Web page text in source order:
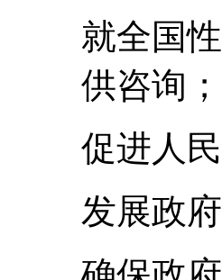
就全国
供咨询；
促进人
发展政